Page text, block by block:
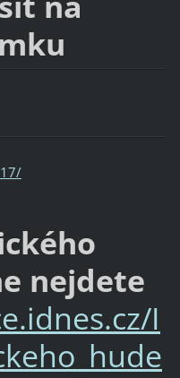
nejdete
I